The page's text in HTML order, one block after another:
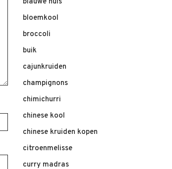
bloemkool
broccoli
buik
cajunkruiden
champignons
chimichurri
chinese kool
chinese kruiden kopen
citroenmelisse
curry madras